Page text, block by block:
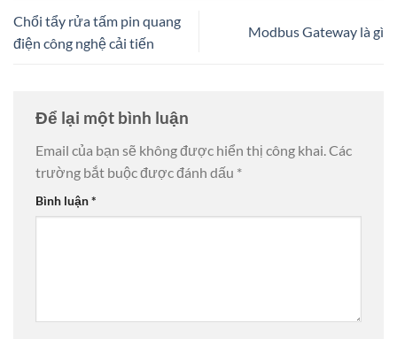
Chổi tẩy rửa tấm pin quang
điện công nghệ cải tiến
Modbus Gateway là gì
Để lại một bình luận
Email của bạn sẽ không được hiển thị công khai.Các
trường bắt buộc được đánh dấu *
Bình luận*